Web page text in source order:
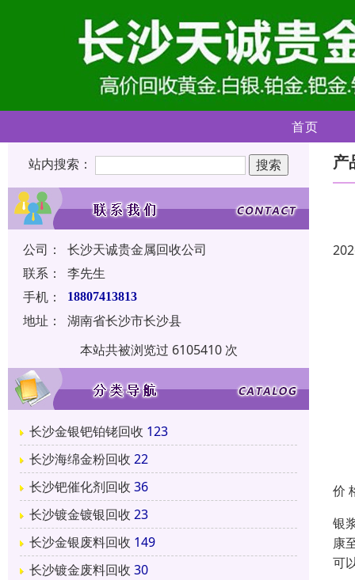
首页
站内搜索：
公司：
长沙天诚贵金属回收公司
联系：
李先生
手机：
18807413813
地址：
湖南省长沙市长沙县
本站共被浏览过 6105410 次
长沙金银钯铂铑回收 123
长沙海绵金粉回收 22
长沙钯催化剂回收 36
长沙镀金镀银回收 23
长沙金银废料回收 149
长沙镀金废料回收 30
产
价
银
康
可